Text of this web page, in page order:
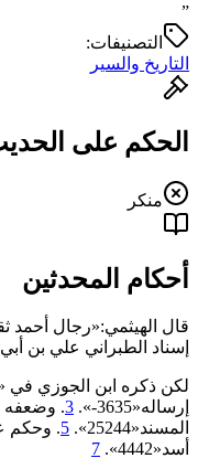
”
التصنيفات:
التاريخ والسير
الحكم على
منكر
أحكام المحدثين
قال الهيثمي:«رجال أحمد
إسناد الطبراني علي بن
لكن ذكره ابن الجوزي في
إرساله«3635-».
3. وضعفه
المسند«25244».
5. وحكم
أسد«4442».
7